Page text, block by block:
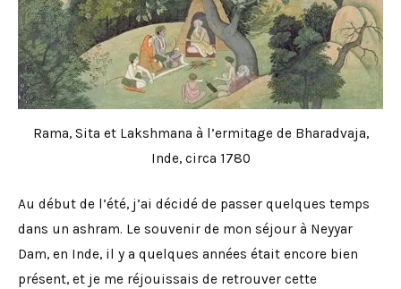
Rama, Sita et Lakshmana à l’ermitage de Bharadvaja,
Inde, circa 1780
Au début de l’été, j’ai décidé de passer quelques temps
dans un ashram. Le souvenir de mon séjour à Neyyar
Dam, en Inde, il y a quelques années était encore bien
présent, et je me réjouissais de retrouver cette